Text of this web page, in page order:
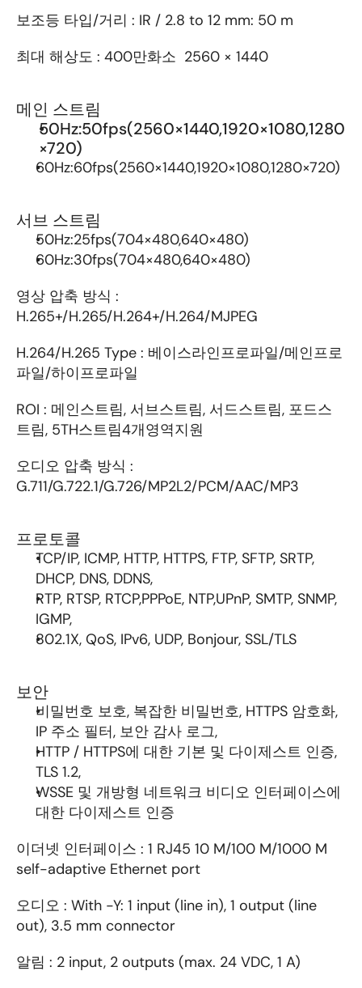
보조등 타입/거리 : IR / 2.8 to 12 mm: 50 m
최대 해상도 : 400만화소  2560 × 1440
메인 스트림
50Hz:50fps(2560×1440,1920×1080,1280
×720)
60Hz:60fps(2560×1440,1920×1080,1280×720)
서브 스트림
50Hz:25fps(704×480,640×480)
60Hz:30fps(704×480,640×480)
영상 압축 방식 :
H.265+/H.265/H.264+/H.264/MJPEG
H.264/H.265 Type : 베이스라인프로파일/메인프로
파일/하이프로파일
ROI : 메인스트림, 서브스트림, 서드스트림, 포드스
트림, 5TH스트림4개영역지원
오디오 압축 방식 :
G.711/G.722.1/G.726/MP2L2/PCM/AAC/MP3
프로토콜
TCP/IP, ICMP, HTTP, HTTPS, FTP, SFTP, SRTP,
DHCP, DNS, DDNS,
RTP, RTSP, RTCP,PPPoE, NTP,UPnP, SMTP, SNMP,
IGMP,
802.1X, QoS, IPv6, UDP, Bonjour, SSL/TLS
보안
비밀번호 보호, 복잡한 비밀번호, HTTPS 암호화,
IP 주소 필터, 보안 감사 로그,
HTTP / HTTPS에 대한 기본 및 다이제스트 인증,
TLS 1.2,
WSSE 및 개방형 네트워크 비디오 인터페이스에
대한 다이제스트 인증
이더넷 인터페이스 : 1 RJ45 10 M/100 M/1000 M
self-adaptive Ethernet port
오디오 : With -Y: 1 input (line in), 1 output (line
out), 3.5 mm connector
알림 : 2 input, 2 outputs (max. 24 VDC, 1 A)